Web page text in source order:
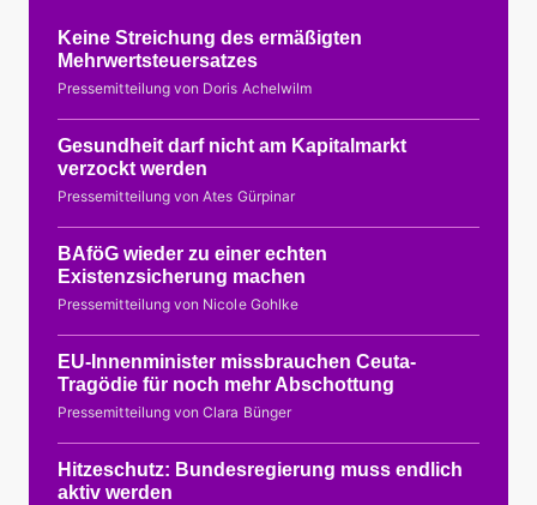
Keine Streichung des ermäßigten
Mehrwertsteuersatzes
Pressemitteilung von Doris Achelwilm
Gesundheit darf nicht am Kapitalmarkt
verzockt werden
Pressemitteilung von Ates Gürpinar
BAföG wieder zu einer echten
Existenzsicherung machen
Pressemitteilung von Nicole Gohlke
EU-Innenminister missbrauchen Ceuta-
Tragödie für noch mehr Abschottung
Pressemitteilung von Clara Bünger
Hitzeschutz: Bundesregierung muss endlich
aktiv werden